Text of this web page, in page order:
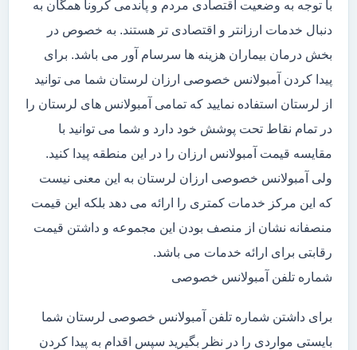
با توجه به وضعیت اقتصادی مردم و پاندمی کرونا همگان به
دنبال خدمات ارزانتر و اقتصادی تر هستند. به خصوص در
بخش درمان بیماران هزینه ها سرسام آور می باشد. برای
پیدا کردن آمبولانس خصوصی ارزان لرستان شما می توانید
از لرستان استفاده نمایید که تمامی آمبولانس های لرستان را
در تمام نقاط تحت پوشش خود دارد و شما می توانید با
مقایسه قیمت آمبولانس ارزان را در این منطقه پیدا کنید.
ولی آمبولانس خصوصی ارزان لرستان به این معنی نیست
که این مرکز خدمات کمتری را ارائه می دهد بلکه این قیمت
منصفانه نشان از منصف بودن این مجموعه و داشتن قیمت
رقابتی برای ارائه خدمات می باشد.
شماره تلفن آمبولانس خصوصی
برای داشتن شماره تلفن آمبولانس خصوصی لرستان شما
بایستی مواردی را در نظر بگیرید سپس اقدام به پیدا کردن